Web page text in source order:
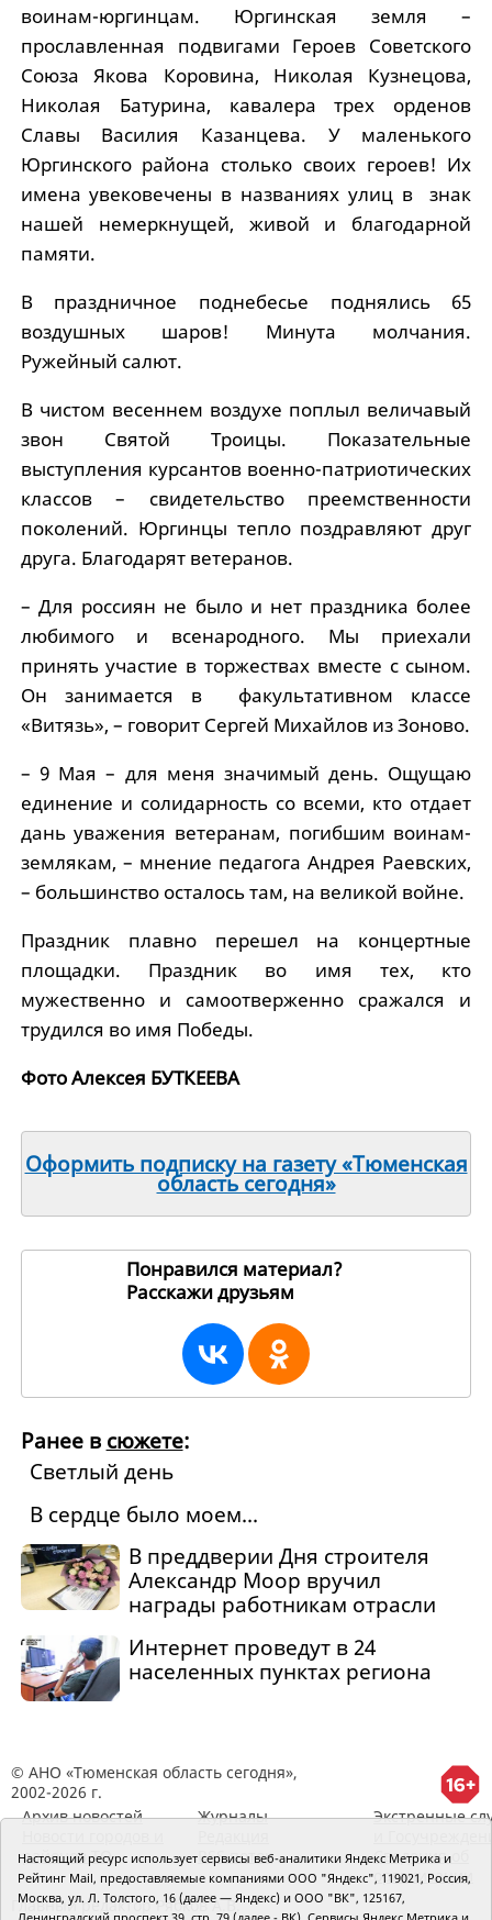
воинам-юргинцам. Юргинская земля –
прославленная подвигами Героев Советского
Союза Якова Коровина, Николая Кузнецова,
Николая Батурина, кавалера трех орденов
Славы Василия Казанцева. У маленького
Юргинского района столько своих героев! Их
имена увековечены в названиях улиц в знак
нашей немеркнущей, живой и благодарной
памяти.
В праздничное поднебесье поднялись 65
воздушных шаров! Минута молчания.
Ружейный салют.
В чистом весеннем воздухе поплыл величавый
звон Святой Троицы. Показательные
выступления курсантов военно-патриотических
классов – свидетельство преемственности
поколений. Юргинцы тепло поз­дравляют друг
друга. Благодарят ветеранов.
– Для россиян не было и нет праздника более
любимого и всенародного. Мы приехали
принять участие в торжествах вместе с сыном.
Он занимается в факультативном классе
«Витязь», – говорит Сергей Михайлов из Зоново.
– 9 Мая – для меня значимый день. Ощущаю
единение и солидарность со всеми, кто отдает
дань уважения ветеранам, погибшим воинам-
землякам, – мнение педагога Андрея Раевских,
– большинство осталось там, на великой войне.
Праздник плавно перешел на концертные
площадки. Праздник во имя тех, кто
мужественно и самоотверженно сражался и
трудился во имя Победы.
Фото Алексея БУТКЕЕВА
Оформить подписку на газету «Тюменская
область сегодня»
Понравился материал?
Расскажи друзьям
Ранее в сюжете:
Светлый день
В сердце было моем...
В преддверии Дня строителя
Александр Моор вручил
награды работникам отрасли
Интернет проведут в 24
населенных пунктах региона
© АНО «Тюменская область сегодня»,
2002-2026 г.
Архив новостей
районов ТО
Журналы
RSS поток
Экстренные
Сведения об
организации
Главный редактор Рябков А.В.
Настоящий ресурс использует сервисы веб-аналитики Яндекс Метрика и
Рейтинг Mail, предоставляемые компаниями ООО "Яндекс", 119021, Россия,
Москва, ул. Л. Толстого, 16 (далее — Яндекс) и ООО "ВК", 125167,